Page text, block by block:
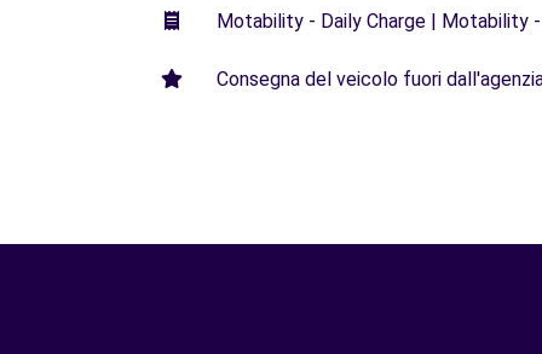
Motability - Daily Charge | Motability
Consegna del veicolo fuori